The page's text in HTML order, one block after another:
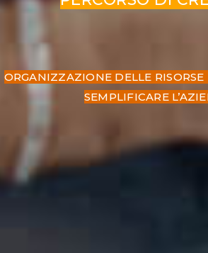
ORGANIZZAZIONE DELLE
SEMPLIFICARE